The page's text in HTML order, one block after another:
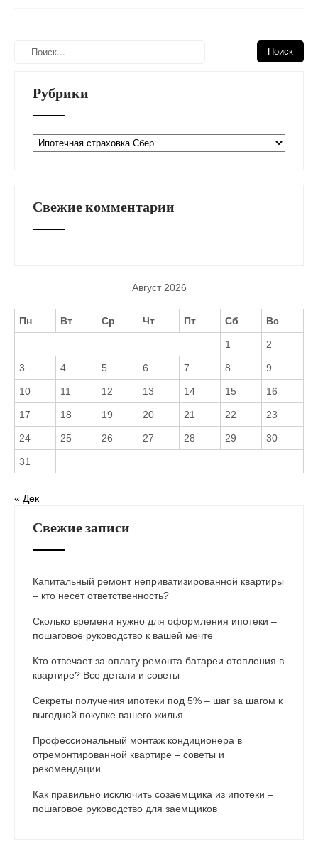
Рубрики
Рубрики
Свежие комментарии
Август 2026
Пн Вт Ср Чт Пт Сб Вс
1 2
3 4 5 6 7 8 9
10 11 12 13 14 15 16
17 18 19 20 21 22 23
24 25 26 27 28 29 30
31
« Дек
Свежие записи
Капитальный ремонт неприватизированной квартиры
– кто несет ответственность?
Сколько времени нужно для оформления ипотеки –
пошаговое руководство к вашей мечте
Кто отвечает за оплату ремонта батареи отопления в
квартире? Все детали и советы
Секреты получения ипотеки под 5% – шаг за шагом к
выгодной покупке вашего жилья
Профессиональный монтаж кондиционера в
отремонтированной квартире – советы и
рекомендации
Как правильно исключить созаемщика из ипотеки –
пошаговое руководство для заемщиков